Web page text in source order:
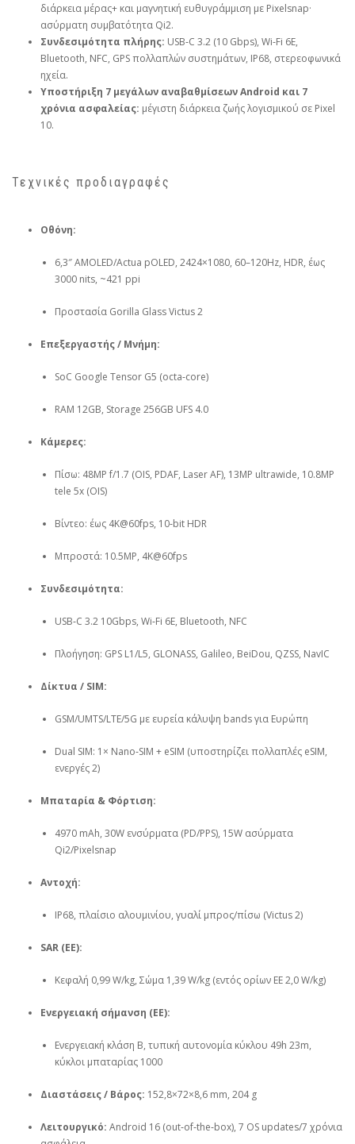
διάρκεια μέρας+ και μαγνητική ευθυγράμμιση με Pixelsnap·
ασύρματη συμβατότητα Qi2.
Συνδεσιμότητα πλήρης: USB‑C 3.2 (10 Gbps), Wi‑Fi 6E,
Bluetooth, NFC, GPS πολλαπλών συστημάτων, IP68, στερεοφωνικά
ηχεία.
Υποστήριξη 7 μεγάλων αναβαθμίσεων Android και 7
χρόνια ασφαλείας: μέγιστη διάρκεια ζωής λογισμικού σε Pixel
10.
Τεχνικές προδιαγραφές
Οθόνη:
6,3″ AMOLED/Actua pOLED, 2424×1080, 60–120Hz, HDR, έως
3000 nits, ~421 ppi
Προστασία Gorilla Glass Victus 2
Επεξεργαστής / Μνήμη:
SoC Google Tensor G5 (octa‑core)
RAM 12GB, Storage 256GB UFS 4.0
Κάμερες:
Πίσω: 48MP f/1.7 (OIS, PDAF, Laser AF), 13MP ultrawide, 10.8MP
tele 5x (OIS)
Βίντεο: έως 4K@60fps, 10‑bit HDR
Μπροστά: 10.5MP, 4K@60fps
Συνδεσιμότητα:
USB‑C 3.2 10Gbps, Wi‑Fi 6E, Bluetooth, NFC
Πλοήγηση: GPS L1/L5, GLONASS, Galileo, BeiDou, QZSS, NavIC
Δίκτυα / SIM:
GSM/UMTS/LTE/5G με ευρεία κάλυψη bands για Ευρώπη
Dual SIM: 1× Nano‑SIM + eSIM (υποστηρίζει πολλαπλές eSIM,
ενεργές 2)
Μπαταρία & Φόρτιση:
4970 mAh, 30W ενσύρματα (PD/PPS), 15W ασύρματα
Qi2/Pixelsnap
Αντοχή:
IP68, πλαίσιο αλουμινίου, γυαλί μπρος/πίσω (Victus 2)
SAR (ΕΕ):
Κεφαλή 0,99 W/kg, Σώμα 1,39 W/kg (εντός ορίων ΕΕ 2,0 W/kg)
Ενεργειακή σήμανση (ΕΕ):
Ενεργειακή κλάση B, τυπική αυτονομία κύκλου 49h 23m,
κύκλοι μπαταρίας 1000
Διαστάσεις / Βάρος: 152,8×72×8,6 mm, 204 g
Λειτουργικό: Android 16 (out‑of‑the‑box), 7 OS updates/7 χρόνια